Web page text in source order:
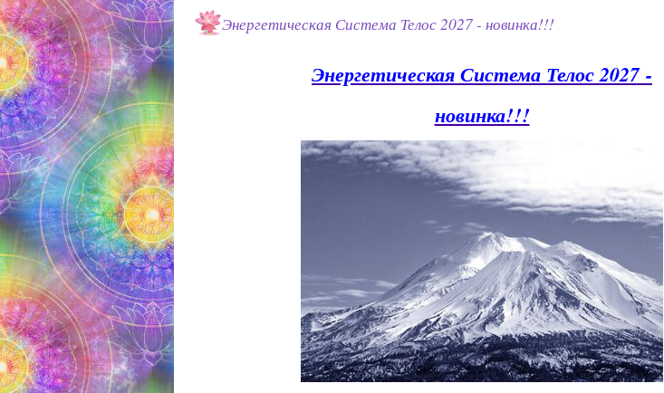
Энергетическая Система Телос 2027 - новинка!!!
Энергетическая Система Телос 2027 -
новинка!!!